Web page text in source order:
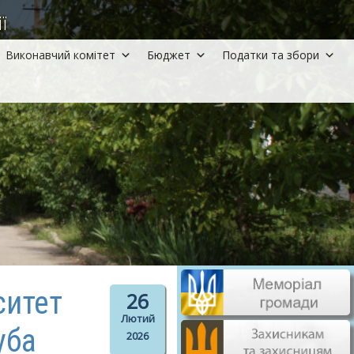
Виконавчий комітет Бюджет Податки та збори
26
Лютий
2026